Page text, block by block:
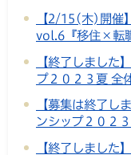
【2/15(木)開催
vol.6『移住×転
【終了しました
プ２０２３夏 全
【募集は終了し
ンシップ２０２
【終了しました